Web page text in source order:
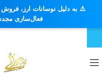
⚠️ به دلیل نوسانات ارز، فروش
فعال‌سازی